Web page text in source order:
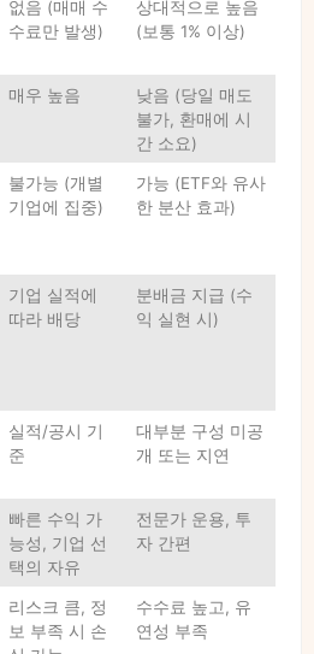
없음 (매매 수
수료만 발생)
상대적으로 높음
(보통 1% 이상)
매우 높음
낮음 (당일 매도
불가, 환매에 시
간 소요)
불가능 (개별
기업에 집중)
가능 (ETF와 유사
한 분산 효과)
기업 실적에
따라 배당
분배금 지급 (수
익 실현 시)
실적/공시 기
준
대부분 구성 미공
개 또는 지연
빠른 수익 가
능성, 기업 선
택의 자유
전문가 운용, 투
자 간편
리스크 큼, 정
보 부족 시 손
수수료 높고, 유
연성 부족